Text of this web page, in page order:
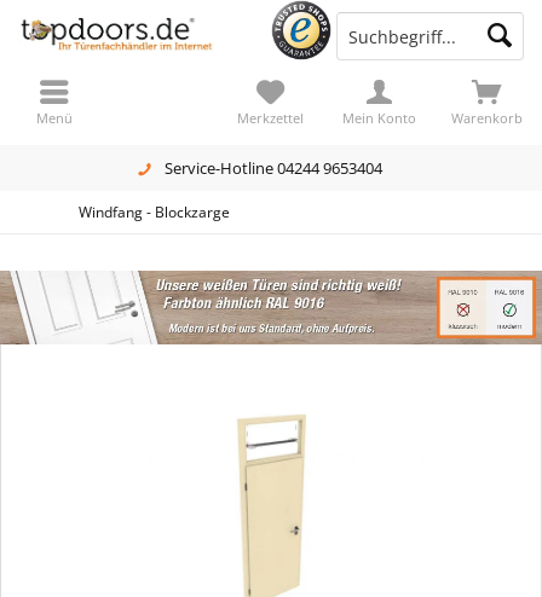
Service-Hotline 04244 9653404
Warenkorb
Merkzettel Mein Konto
Menü
Windfang - Blockzarge